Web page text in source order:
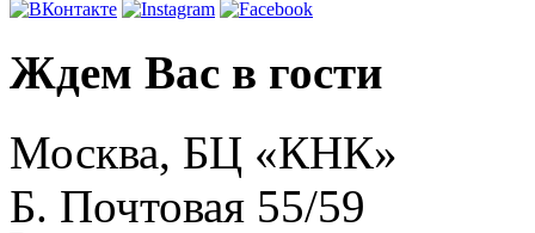
Ждем Вас в гости
Москва, БЦ «КНК»
Б. Почтовая 55/59